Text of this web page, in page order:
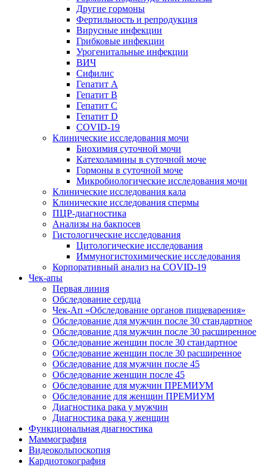
Другие гормоны
Фертильность и репродукция
Вирусные инфекции
Грибковые инфекции
Урогенитальные инфекции
ВИЧ
Сифилис
Гепатит А
Гепатит B
Гепатит C
Гепатит D
COVID-19
Клинические исследования мочи
Биохимия суточной мочи
Катехоламины в суточной моче
Гормоны в суточной моче
Микробиологические исследования мочи
Клинические исследования кала
Клинические исследования спермы
ПЦР-диагностика
Анализы на бакпосев
Гистологические исследования
Цитологические исследования
Иммуногистохимические исследования
Корпоративный анализ на COVID-19
Чек-апы
Первая линия
Обследование сердца
Чек-Ап «Обследование органов пищеварения»
Обследование для мужчин после 30 стандартное
Обследование для мужчин после 30 расширенное
Обследование женщин после 30 стандартное
Обследование женщин после 30 расширенное
Обследование для мужчин после 45
Обследование женщин после 45
Обследование для мужчин ПРЕМИУМ
Обследование для женщин ПРЕМИУМ
Диагностика рака у мужчин
Диагностика рака у женщин
Функциональная диагностика
Маммография
Видеокольпоскопия
Кардиотокография